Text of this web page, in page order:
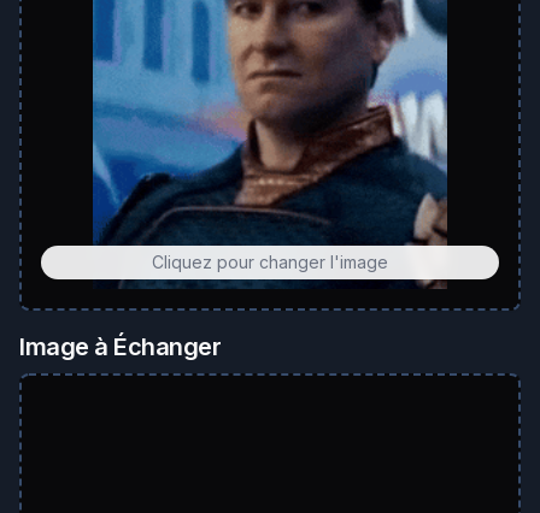
Cliquez pour changer l'image
Image à Échanger